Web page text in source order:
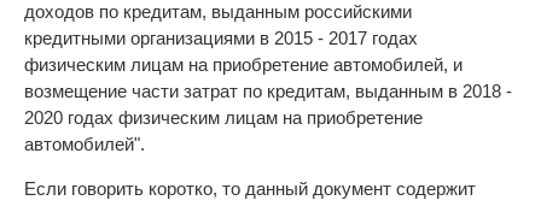
доходов по кредитам, выданным российскими
кредитными организациями в 2015 - 2017 годах
физическим лицам на приобретение автомобилей, и
возмещение части затрат по кредитам, выданным в 2018 -
2020 годах физическим лицам на приобретение
автомобилей".
Если говорить коротко, то данный документ содержит